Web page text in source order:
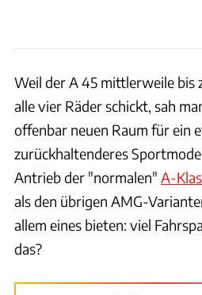
Weil der A 45 mittlerweile bis
alle vier Räder schickt, sah
offenbar neuen Raum für ein
zurückhaltenderes
Antrieb der "normalen" A-
als den übrigen AMG-
allem eines bieten: viel
das?